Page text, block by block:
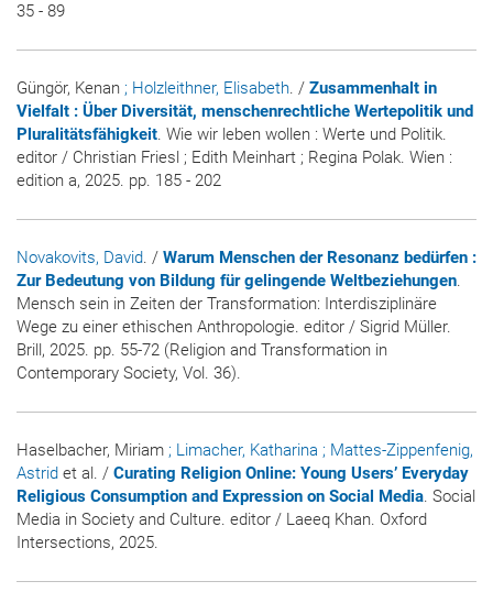
35 - 89
Güngör, Kenan ; Holzleithner, Elisabeth. / Zusammenhalt in
Vielfalt : Über Diversität, menschenrechtliche Wertepolitik und
Pluralitätsfähigkeit. Wie wir leben wollen : Werte und Politik.
editor / Christian Friesl ; Edith Meinhart ; Regina Polak. Wien :
edition a, 2025. pp. 185 - 202
Novakovits, David. / Warum Menschen der Resonanz bedürfen :
Zur Bedeutung von Bildung für gelingende Weltbeziehungen.
Mensch sein in Zeiten der Transformation: Interdisziplinäre
Wege zu einer ethischen Anthropologie. editor / Sigrid Müller.
Brill, 2025. pp. 55-72 (Religion and Transformation in
Contemporary Society, Vol. 36).
Haselbacher, Miriam ; Limacher, Katharina ; Mattes-Zippenfenig,
Astrid et al. / Curating Religion Online: Young Users’ Everyday
Religious Consumption and Expression on Social Media. Social
Media in Society and Culture. editor / Laeeq Khan. Oxford
Intersections, 2025.